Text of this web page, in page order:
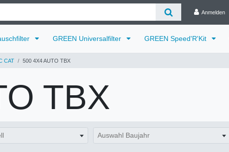
Anmelden
GREEN Universalfilter GREEN Speed'R'Kit
CAT 500 4X4 AUTO TBX
TBX
Auswahl Baujahr